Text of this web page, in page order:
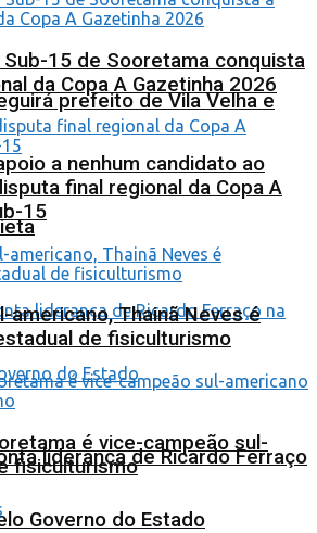
prefeito de Vila Velha e
a nenhum candidato ao
liderança de Ricardo Ferraço
Governo do Estado
Sub-15 de Sooretama conquista
da Copa A Gazetinha 2026
final regional da Copa A
15
americano, Thainã Neves é
de fisiculturismo
é vice-campeão sul-
fisiculturismo